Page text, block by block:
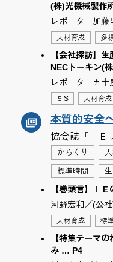
(株)光機械製作
レポーター加
人材育成 多
【会社探訪】
NECトーキン(
レポーター五
５S 人材育成
本質的安全
協会誌「ＩＥ
からくり
標準時間
【巻頭言】Ｉ
河野宏和／(公
人材育成 標
【特集テーマ
み … P4